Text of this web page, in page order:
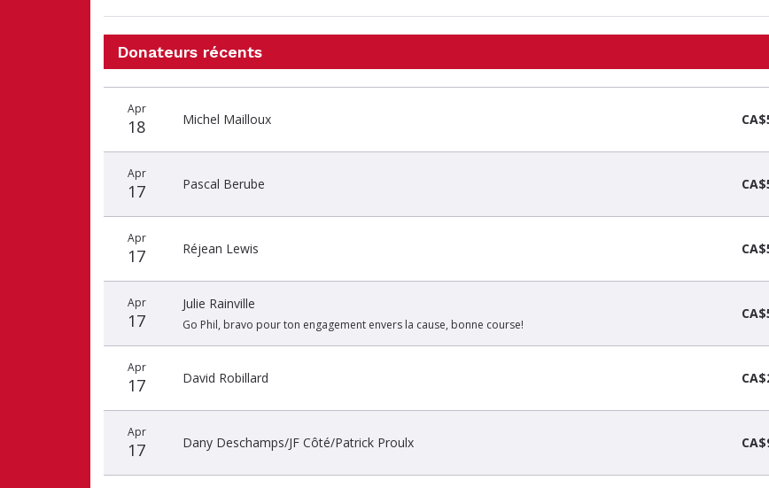
Donateurs récents
donateur
Apr
18 Michel Mailloux
Apr
17 Pascal Berube
Apr
17 Réjean Lewis
Apr
17
Julie Rainville
Go Phil, bravo pour ton engagement envers la cause, bonne course!
Apr
17 David Robillard
Apr
17 Dany Deschamps/JF Côté/Patrick Proulx